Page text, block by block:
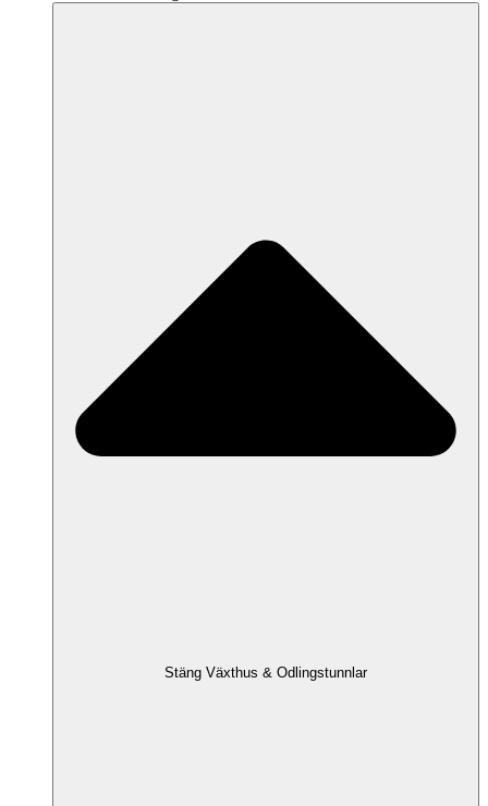
Stäng Växthus & Odlingstunnlar